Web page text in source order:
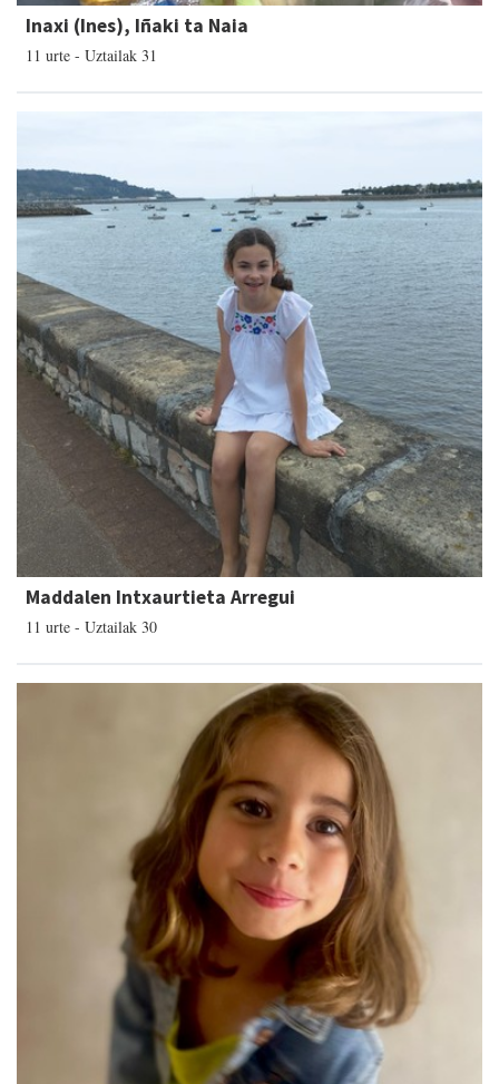
Inaxi (Ines), Iñaki ta Naia
11 urte - Uztailak 31
Maddalen Intxaurtieta Arregui
11 urte - Uztailak 30